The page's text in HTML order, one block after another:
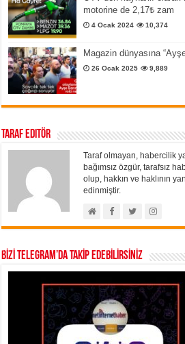
motorine de 2,17₺ zam
4 Ocak 2024 10,374
Magazin dünyasına
26 Ocak 2025 9,889
Taraf Editör
Taraf olmayan, habercilik
bağımsız özgür, tarafsız
olup, hakkın ve haklının
edinmiştir.
BİZİ TELEGRAM’DA TAKİP EDEBİLİRSİNİZ